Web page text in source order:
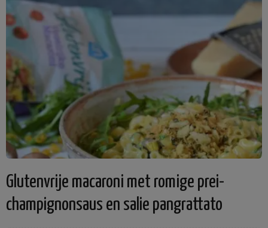
Glutenvrije macaroni met romige prei-
champignonsaus en salie pangrattato